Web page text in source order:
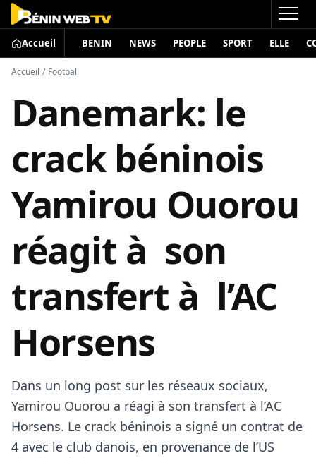
Accueil BENIN NEWS PEOPLE SPORT ELLE
Accueil / Football
Danemark: le
crack béninois
Yamirou Ouorou
réagit à son
transfert à l’AC
Horsens
Dans un long post sur les réseaux sociaux,
Yamirou Ouorou a réagi à son transfert à l’AC
Horsens. Le crack béninois a signé un contrat de
4 avec le club danois, en provenance de l’US